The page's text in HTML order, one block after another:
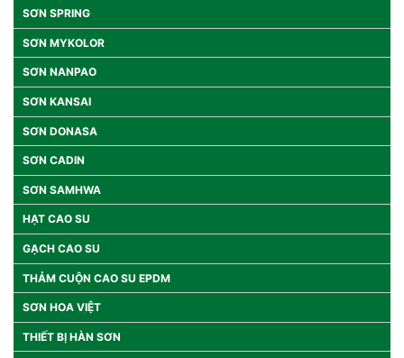
SƠN SPRING
SƠN MYKOLOR
SƠN NANPAO
SƠN KANSAI
SƠN DONASA
SƠN CADIN
SƠN SAMHWA
HẠT CAO SU
GẠCH CAO SU
THẢM CUỘN CAO SU EPDM
SƠN HOA VIỆT
THIẾT BỊ HÀN SƠN